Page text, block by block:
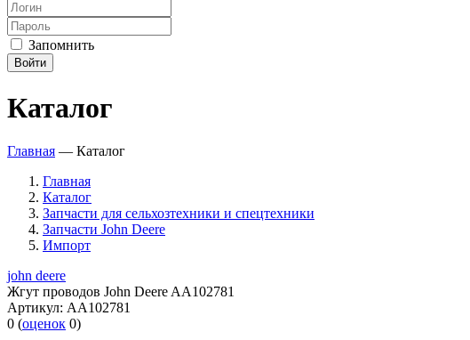
Запомнить
Войти
Каталог
Главная — Каталог
Главная
Каталог
Запчасти для сельхозтехники и спецтехники
Запчасти John Deere
Импорт
john deere
Жгут проводов John Deere AA102781
Артикул: AA102781
0 (оценок 0)